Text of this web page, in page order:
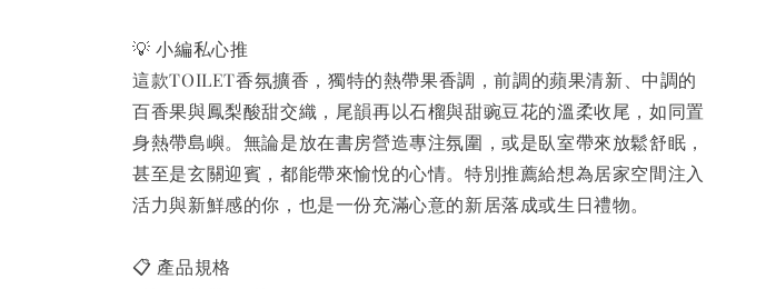
💡 小編私心推
這款TOILET香氛擴香，獨特的熱帶果香調，前調的蘋果清新、中調的
百香果與鳳梨酸甜交織，尾韻再以石榴與甜豌豆花的溫柔收尾，如同置
身熱帶島嶼。無論是放在書房營造專注氛圍，或是臥室帶來放鬆舒眠，
甚至是玄關迎賓，都能帶來愉悅的心情。特別推薦給想為居家空間注入
活力與新鮮感的你，也是一份充滿心意的新居落成或生日禮物。
📋 產品規格